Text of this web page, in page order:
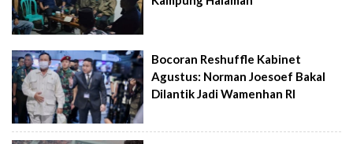
Bocoran Reshuffle Kabinet
Agustus: Norman Joesoef Bakal
Dilantik Jadi Wamenhan RI